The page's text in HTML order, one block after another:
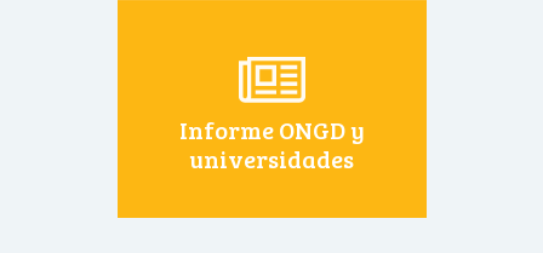
Informe ONGD y
universidades